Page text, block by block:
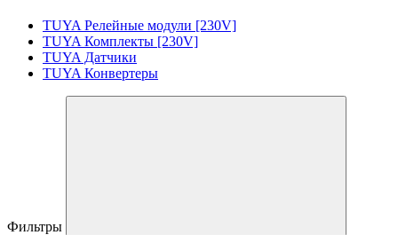
TUYA Релейные модули [230V]
TUYA Комплекты [230V]
TUYA Датчики
TUYA Конвертеры
Фильтры